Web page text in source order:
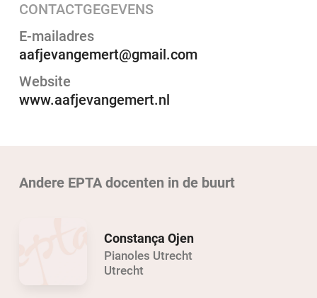
CONTACTGEGEVENS
E-mailadres
aafjevangemert@gmail.com
Website
www.aafjevangemert.nl
Andere EPTA docenten in de buurt
Constança Ojen
Pianoles Utrecht
Utrecht